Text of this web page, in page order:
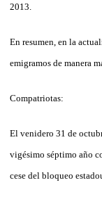
2013.
En resumen, en la
emigramos de manera
Compatriotas:
El venidero 31 de
vigésimo séptimo año
cese del bloqueo